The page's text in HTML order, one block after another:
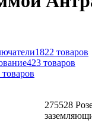
1822 товаров
423 товаров
товаров
275528